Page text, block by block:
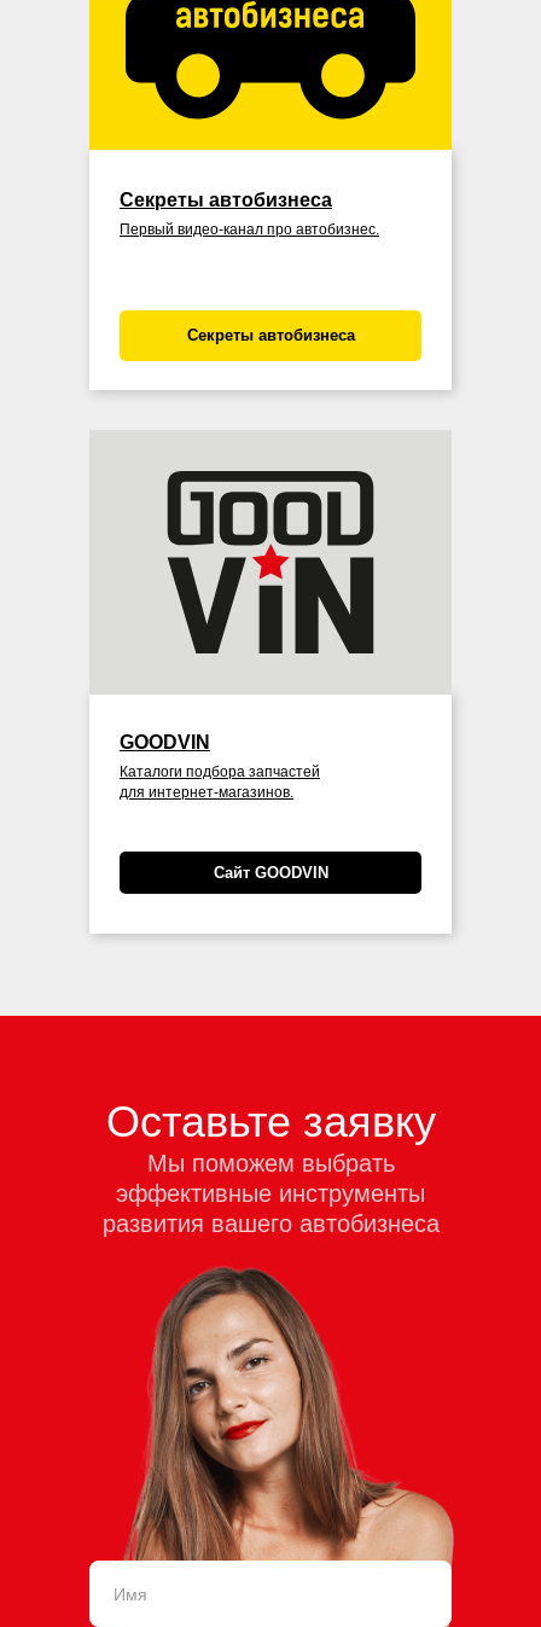
GOODVIN
Каталоги подбора запчастей
для интернет-магазинов.
Сайт GOODVIN
Секреты автобизнеса
Первый видео-канал про автобизнес.
Секреты автобизнеса
Оставьте заявку
Мы поможем выбрать
эффективные инструменты
развития вашего автобизнеса